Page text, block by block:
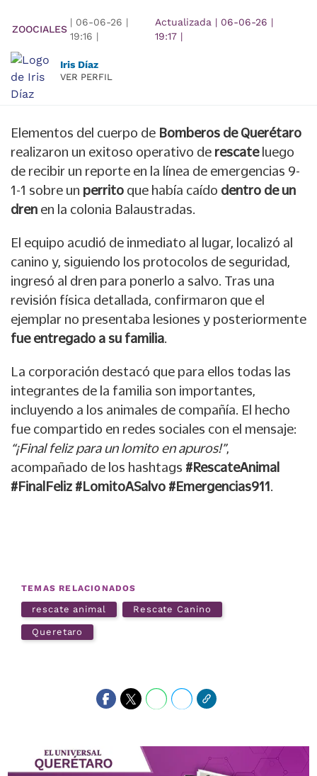
ZOOCIALES
| 06-06-26 |
19:16 |
Actualizada | 06-06-26 |
19:17 |
Iris Díaz
VER PERFIL
Elementos del cuerpo de Bomberos de Querétaro
realizaron un exitoso operativo de rescate luego
de recibir un reporte en la línea de emergencias 9-
1-1 sobre un perrito que había caído dentro de un
dren en la colonia Balaustradas.
El equipo acudió de inmediato al lugar, localizó al
canino y, siguiendo los protocolos de seguridad,
ingresó al dren para ponerlo a salvo. Tras una
revisión física detallada, confirmaron que el
ejemplar no presentaba lesiones y posteriormente
fue entregado a su familia.
La corporación destacó que para ellos todas las
integrantes de la familia son importantes,
incluyendo a los animales de compañía. El hecho
fue compartido en redes sociales con el mensaje:
“¡Final feliz para un lomito en apuros!”,
acompañado de los hashtags #RescateAnimal
#FinalFeliz #LomitoASalvo #Emergencias911.
TEMAS RELACIONADOS
rescate animal Rescate Canino
Queretaro